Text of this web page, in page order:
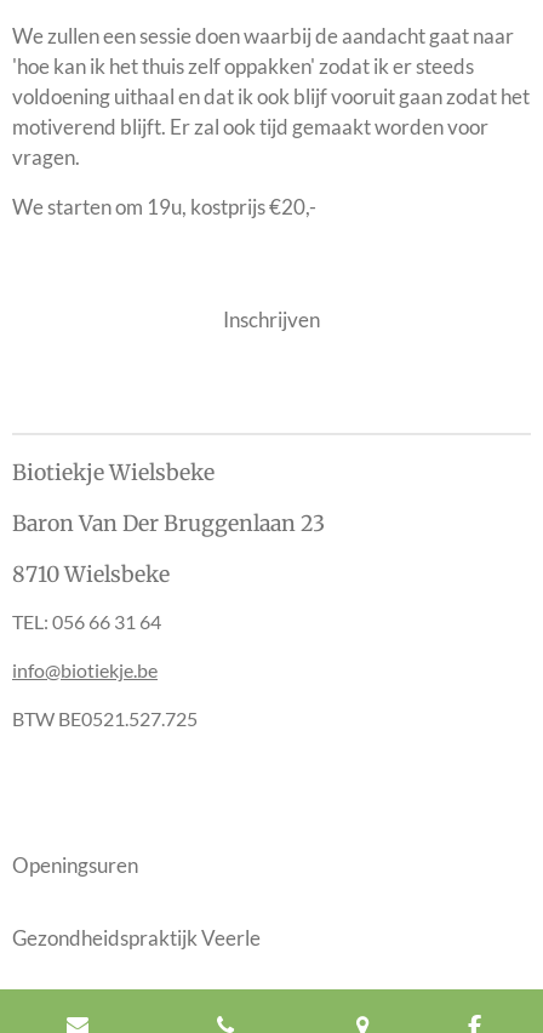
We zullen een sessie doen waarbij de aandacht gaat naar
'hoe kan ik het thuis zelf oppakken' zodat ik er steeds
voldoening uithaal en dat ik ook blijf vooruit gaan zodat het
motiverend blijft. Er zal ook tijd gemaakt worden voor
vragen.
We starten om 19u, kostprijs €20,-
Inschrijven
Biotiekje Wielsbeke
Baron Van Der Bruggenlaan 23
8710 Wielsbeke
TEL: 056 66 31 64
info@biotiekje.be
BTW BE0521.527.725
Openingsuren
Gezondheidspraktijk Veerle